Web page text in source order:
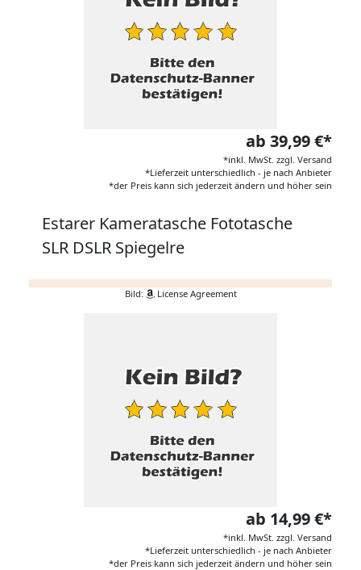
ab 39,99 €*
*inkl. MwSt. zzgl. Versand
*Lieferzeit unterschiedlich - je nach Anbieter
*der Preis kann sich jederzeit ändern und höher sein
Estarer Kameratasche Fototasche
SLR DSLR Spiegelre
Bild: License Agreement
ab 14,99 €*
*inkl. MwSt. zzgl. Versand
*Lieferzeit unterschiedlich - je nach Anbieter
*der Preis kann sich jederzeit ändern und höher sein